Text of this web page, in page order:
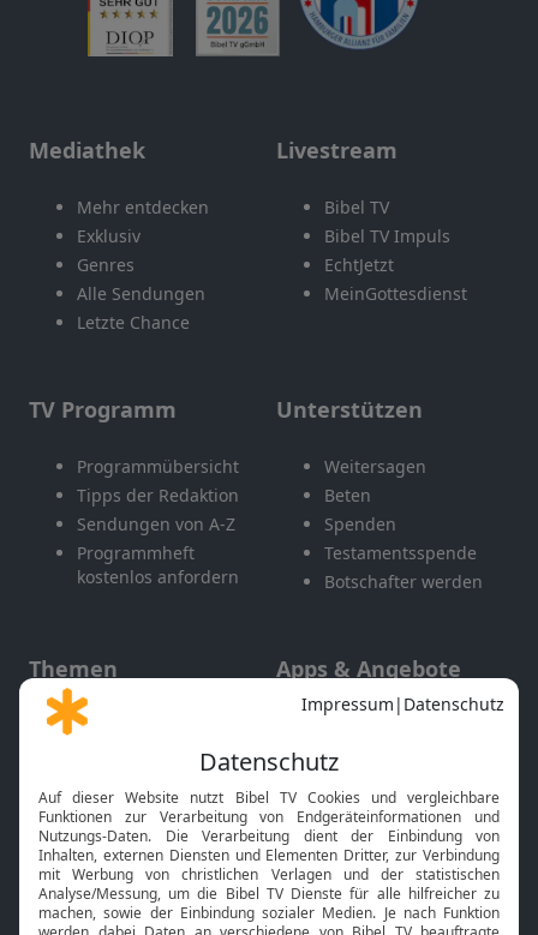
Mediathek
Mehr entdecken
Exklusiv
Genres
Alle Sendungen
Letzte Chance
Livestream
Bibel TV
Bibel TV Impuls
EchtJetzt
MeinGottesdienst
TV Programm
Programmübersicht
Tipps der Redaktion
Sendungen von A-Z
Programmheft
kostenlos anfordern
Unterstützen
Weitersagen
Beten
Spenden
Testamentsspende
Botschafter werden
Themen
Gott und Bibel erklärt
Neuigkeiten
Apps & Angebote
Mobile App
Smart TV
HbbTV
Bibelthek Online-Bibel
Nächster Gottesdienst